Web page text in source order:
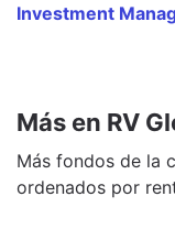
Investment
Más en RV
Más fondos de la
ordenados por